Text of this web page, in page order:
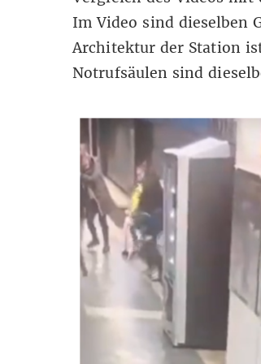
Im Video sind dieselben
Architektur der Station
Notrufsäulen sind